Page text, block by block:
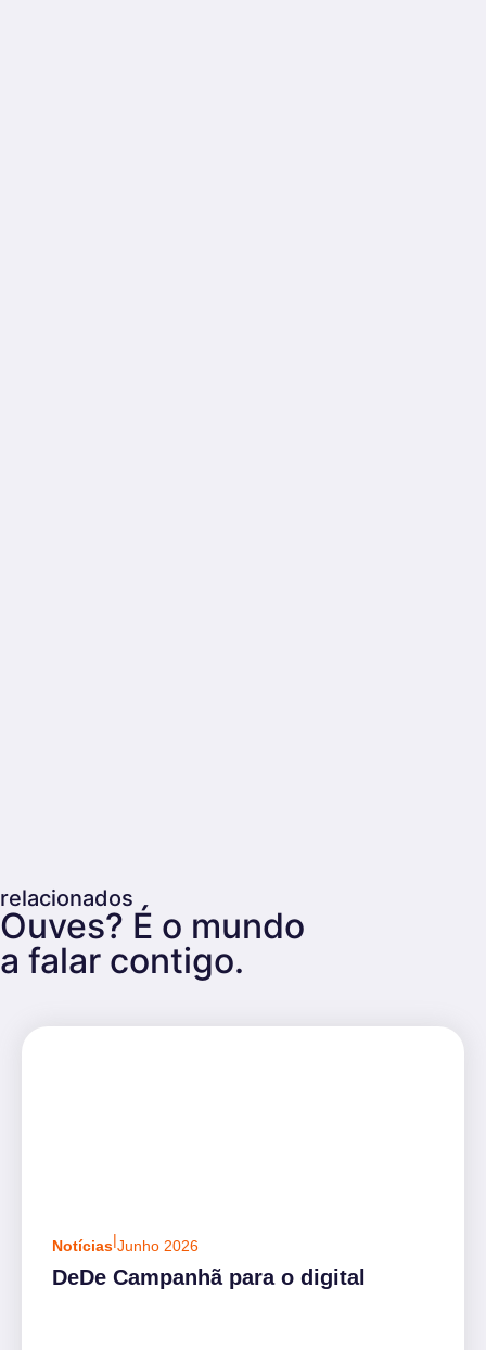
relacionados
Ouves? É o mundo
a falar contigo.
Notícias|Junho 2026
DeDe Campanhã para o digital